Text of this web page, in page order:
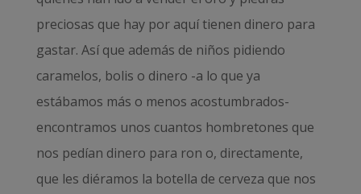
preciosas que hay por aquí tienen dinero para
gastar. Así que además de niños pidiendo
caramelos, bolis o dinero -a lo que ya
estábamos más o menos acostumbrados-
encontramos unos cuantos hombretones que
nos pedían dinero para ron o, directamente,
que les diéramos la botella de cerveza que nos